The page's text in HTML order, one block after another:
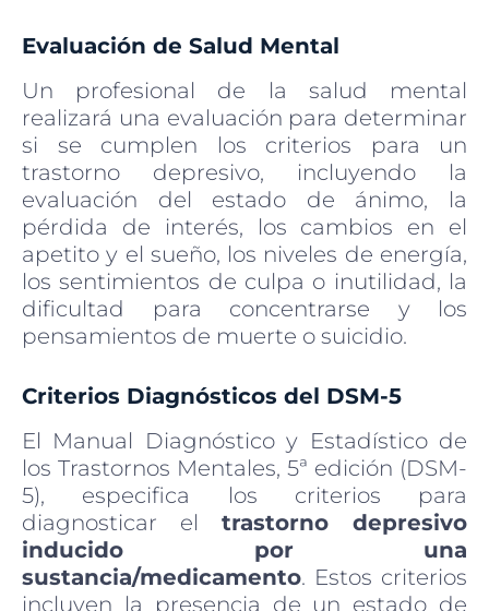
Evaluación de Salud Mental
Un profesional de la salud mental
realizará una evaluación para determinar
si se cumplen los criterios para un
trastorno depresivo, incluyendo la
evaluación del estado de ánimo, la
pérdida de interés, los cambios en el
apetito y el sueño, los niveles de energía,
los sentimientos de culpa o inutilidad, la
dificultad para concentrarse y los
pensamientos de muerte o suicidio.
Criterios Diagnósticos del DSM-5
El Manual Diagnóstico y Estadístico de
los Trastornos Mentales, 5ª edición (DSM-
5), especifica los criterios para
diagnosticar el trastorno depresivo
inducido por una
sustancia/medicamento. Estos criterios
incluyen la presencia de un estado de